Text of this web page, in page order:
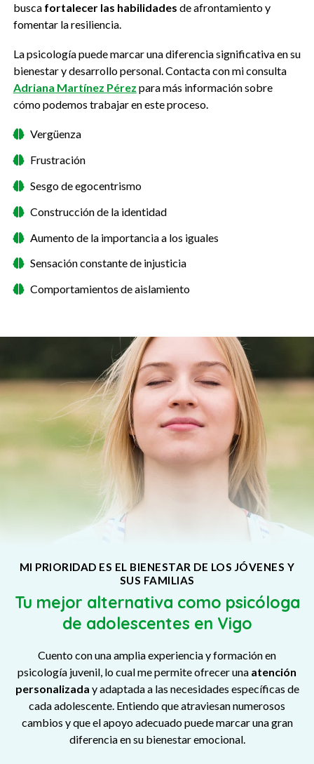
busca fortalecer las habilidades de afrontamiento y
fomentar la resiliencia.
La psicología puede marcar una diferencia significativa en su
bienestar y desarrollo personal. Contacta con mi consulta
Adriana Martínez Pérez para más información sobre
cómo podemos trabajar en este proceso.
Vergüenza
Frustración
Sesgo de egocentrismo
Construcción de la identidad
Aumento de la importancia a los iguales
Sensación constante de injusticia
Comportamientos de aislamiento
MI PRIORIDAD ES EL BIENESTAR DE LOS JÓVENES Y
SUS FAMILIAS
Tu mejor alternativa como psicóloga
de adolescentes en Vigo
Cuento con una amplia experiencia y formación en
psicología juvenil, lo cual me permite ofrecer una atención
personalizada y adaptada a las necesidades específicas de
cada adolescente. Entiendo que atraviesan numerosos
cambios y que el apoyo adecuado puede marcar una gran
diferencia en su bienestar emocional.